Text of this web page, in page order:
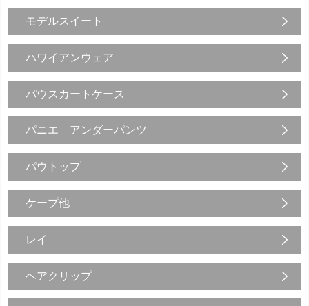
モデルスイート
ハワイアンウェア
パウスカートケース
パニエ アンダーパンツ
パウトップ
ケープ他
レイ
ヘアクリップ